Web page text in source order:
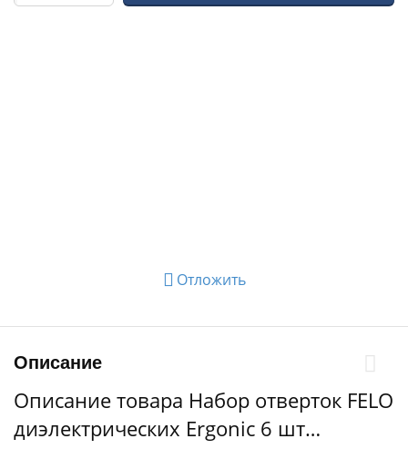
Отложить
Описание
Описание товара Набор отверток FELO
диэлектрических Ergonic 6 шт